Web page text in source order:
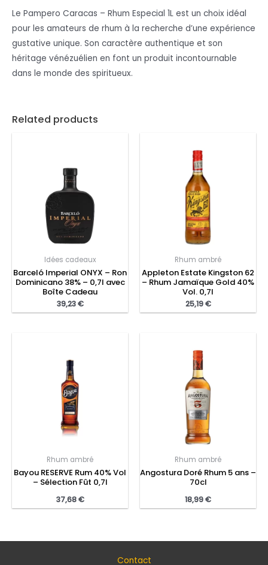
Le Pampero Caracas – Rhum Especial 1L est un choix idéal
pour les amateurs de rhum à la recherche d’une expérience
gustative unique. Son caractère authentique et son
héritage vénézuélien en font un produit incontournable
dans le monde des spiritueux.
Related products
Idées cadeaux
Barceló Imperial ONYX – Ron
Dominicano 38% – 0,7l avec
Boîte Cadeau
39,23€
Rhum ambré
Appleton Estate Kingston 62
– Rhum Jamaïque Gold 40%
Vol. 0,7l
25,19€
Rhum ambré
Bayou RESERVE Rum 40% Vol
– Sélection Fût 0,7l
37,68€
Rhum ambré
Angostura Doré Rhum 5 ans –
70cl
18,99€
Contact